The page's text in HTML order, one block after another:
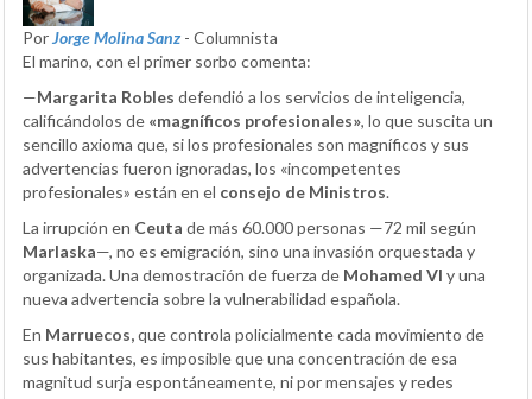
PorJorge Molina Sanz - Columnista
El marino, con el primer sorbo comenta:
—Margarita Robles defendió a los servicios de inteligencia,
calificándolos de «magníficos profesionales», lo que suscita un
sencillo axioma que, si los profesionales son magníficos y sus
advertencias fueron ignoradas, los «incompetentes
profesionales» están en el consejo de Ministros.
La irrupción en Ceuta de más 60.000 personas —72 mil según
Marlaska—, no es emigración, sino una invasión orquestada y
organizada. Una demostración de fuerza de Mohamed VI y una
nueva advertencia sobre la vulnerabilidad española.
En Marruecos,que controla policialmente cada movimiento de
sus habitantes, es imposible que una concentración de esa
magnitud surja espontáneamente, ni por mensajes y redes